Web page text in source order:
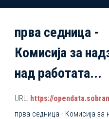
прва седница -
Комисија за
над работата...
URL: https://opendata.sobranie.mk/dataset/6d8701ea-3a42-465d-8f88-
прва седница - Комисија за